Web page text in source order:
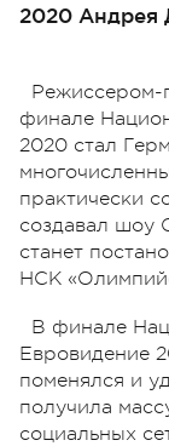
2020 Андрея
Режиссером-
финале
2020 стал
практически
создавал шоу
станет
НСК
В финале
Евровидение
поменялся и
получила
социальных